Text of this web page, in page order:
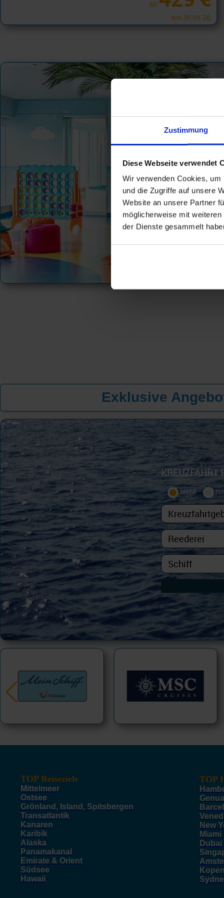
Zustimmung
Diese Webseite verwendet
Wir verwenden Cookies,
und die Zugriffe auf unsere
Website an unsere Partner
möglicherweise mit
der Dienste gesammelt
ab
am 30.09.26
Exklusive
KREUZFAHRT
MEER
TOP Reiseziele
Mittelmeer
Ostsee
Grönland, Island, Spitsbergen
Transatlantik
Kanaren
Karibik
Alaska
Panamakanal
Emirate & Orient
Südsee
Hawaii
TOP
Genua
New
Miami
Dubai